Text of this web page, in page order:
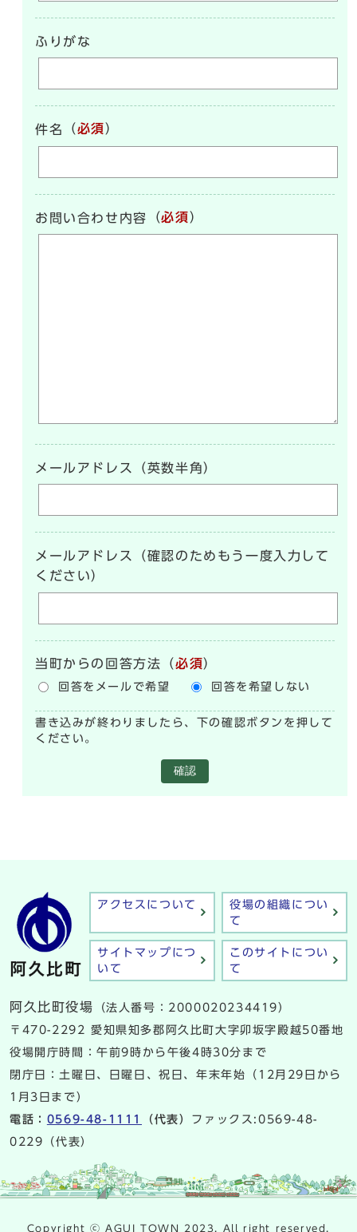
ふりがな
件名 （必須）
お問い合わせ内容 （必須）
メールアドレス（英数半角）
メールアドレス（確認のためもう一度入力して
ください）
当町からの回答方法 （必須）
回答をメールで希望 回答を希望しない
書き込みが終わりましたら、下の確認ボタンを押して
ください。
確認
アクセスについて
役場の組織につい
て
サイトマップにつ
いて
このサイトについ
て
阿久比町役場
（法人番号：2000020234419）
〒470-2292 愛知県知多郡阿久比町大字卯坂字殿越50番地
役場開庁時間：午前9時から午後4時30分まで
閉庁日：土曜日、日曜日、祝日、年末年始（12月29日から
1月3日まで）
電話： 0569-48-1111 （代表） ファックス:0569-48-
0229（代表）
Copyright ⓒ AGUI TOWN 2023. All right reserved.